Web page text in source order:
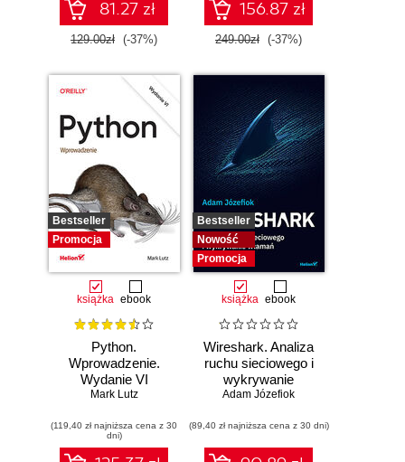
81.27 zł
129.00zł (-37%)
156.87 zł
249.00zł (-37%)
Bestseller
Promocja
książka ebook
Python.
Wprowadzenie.
Wydanie VI
Mark Lutz
(119,40 zł najniższa cena z 30
dni)
Bestseller
Nowość
Promocja
książka ebook
Wireshark. Analiza
ruchu sieciowego i
wykrywanie
włamań
Adam Józefiok
(89,40 zł najniższa cena z 30 dni)